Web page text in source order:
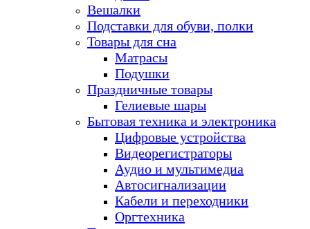
Вешалки
Подставки для обуви, полки
Товары для сна
Матрасы
Подушки
Праздничные товары
Гелиевые шары
Бытовая техника и электроника
Цифровые устройства
Видеорегистраторы
Аудио и мультимедиа
Автосигнализации
Кабели и переходники
Оргтехника